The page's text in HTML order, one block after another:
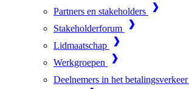
Partners en stakeholders
Stakeholderforum
Lidmaatschap
Werkgroepen
Deelnemers in het betalingsverkeer